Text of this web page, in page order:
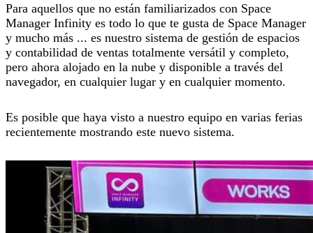
Para aquellos que no están familiarizados con Space
Manager Infinity es todo lo que te gusta de Space Manager
y mucho más ... es nuestro sistema de gestión de espacios
y contabilidad de ventas totalmente versátil y completo,
pero ahora alojado en la nube y disponible a través del
navegador, en cualquier lugar y en cualquier momento.
Es posible que haya visto a nuestro equipo en varias ferias
recientemente mostrando este nuevo sistema.